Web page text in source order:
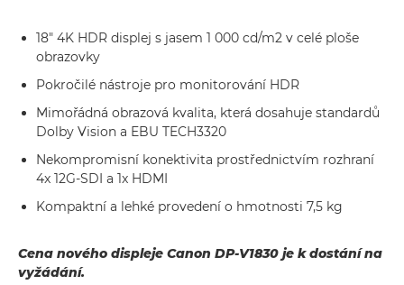
18" 4K HDR displej s jasem 1 000 cd/m2 v celé ploše
obrazovky
Pokročilé nástroje pro monitorování HDR
Mimořádná obrazová kvalita, která dosahuje standardů
Dolby Vision a EBU TECH3320
Nekompromisní konektivita prostřednictvím rozhraní
4x 12G-SDI a 1x HDMI
Kompaktní a lehké provedení o hmotnosti 7,5 kg
Cena nového displeje Canon DP-V1830 je k dostání na
vyžádání.